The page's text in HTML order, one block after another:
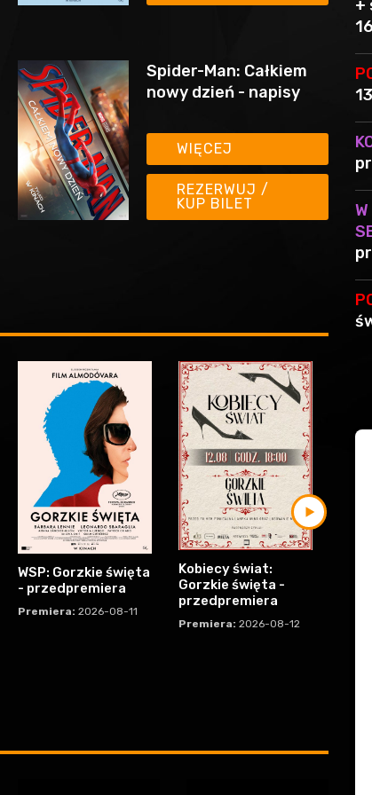
Spider-Man: Całkiem
nowy dzień - napisy
WIĘCEJ
REZERWUJ /
KUP BILET
WSP: Gorzkie święta
- przedpremiera
Premiera: 2026-08-11
Kobiecy świat:
Gorzkie święta -
przedpremiera
Premiera: 2026-08-12
+